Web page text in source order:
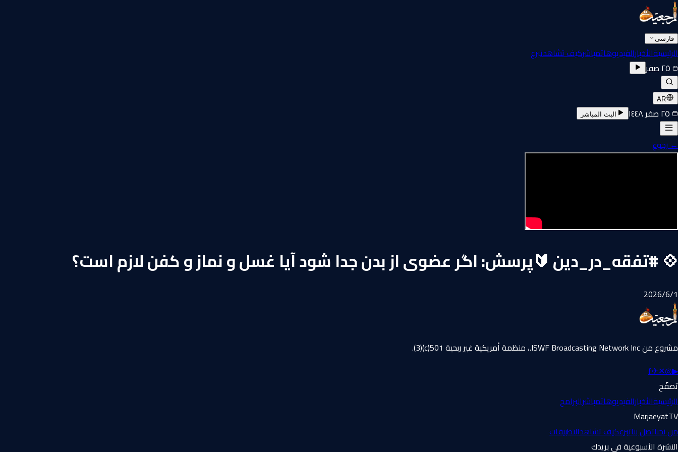
فارسی
الرئيسيةالأخبارالفيديوهاتمباشركيف تشاهدتبرع
٢٥ صفر
AR
٢٥ صفر ١٤٤٨ البث المباشر
←رجوع
💠 #تفقه_در_دین 🔰پرسش: اگر عضوی از بدن جدا شود آیا غسل و نماز و کفن لازم است؟
1‏/6‏/2026
مشروع من ISWF Broadcasting Network Inc.، منظمة أمريكية غير ربحية 501(c)(3).
▶
◎
✕
✈
f
تصفّح
الرئيسيةالأخبارالفيديوهاتمباشرالبرامج
MarjaeyatTV
من نحناتصل بناتبرعكيف تشاهدالتطبيقات
النشرة الأسبوعية في بريدك